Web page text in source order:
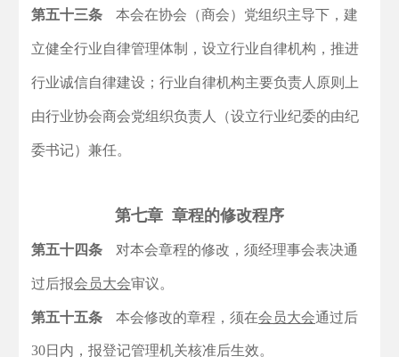
第五十三条 本会在协会（商会）党组织主导下，建
立健全行业自律管理体制，设立行业自律机构，推进
行业诚信自律建设；行业自律机构主要负责人原则上
由行业协会商会党组织负责人（设立行业纪委的由纪
委书记）兼任。
第七章 章程的修改程序
第五十四条 对本会章程的修改，须经理事会表决通
过后报会员大会审议。
第五十五条 本会修改的章程，须在会员大会通过后
30日内，报登记管理机关核准后生效。